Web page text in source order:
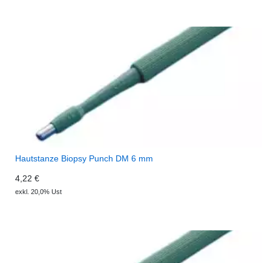
Hautstanze Biopsy Punch DM 6 mm
4,22 €
exkl. 20,0% Ust